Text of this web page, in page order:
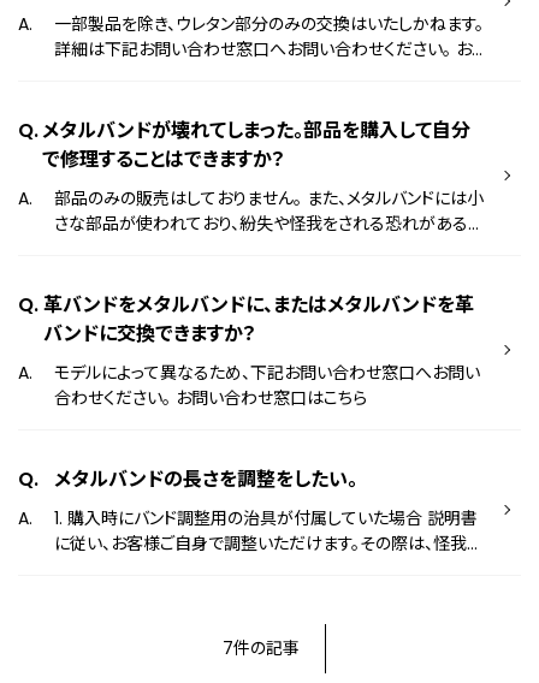
一部製品を除き、ウレタン部分のみの交換はいたしかねます。
詳細は下記お問い合わせ窓口へお問い合わせください。 お
メタルバンドが壊れてしまった。部品を購入して自分
で修理することはできますか？
部品のみの販売はしておりません。 また、メタルバンドには小
さな部品が使われており、紛失や怪我をされる恐れがあるた
申し込み方法
革バンドをメタルバンドに、またはメタルバンドを革
バンドに交換できますか？
モデルによって異なるため、下記お問い合わせ窓口へお問い
合わせください。 お問い合わせ窓口はこちら
メタルバンドの長さを調整をしたい。
1. 購入時にバンド調整用の治具が付属していた場合 説明書
に従い、お客様ご自身で調整いただけます。その際は、怪我な
近くの時計店へご相談いただく、または下記お問い合わせ窓
口へお問い合わせください。 お問い合わせ窓口はこちら
※費用がかかる場合がございます。 2. 購入時にバンド調
7件の記事